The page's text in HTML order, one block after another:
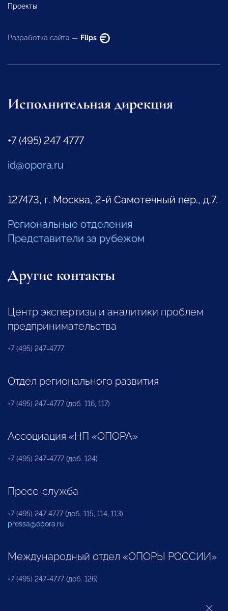
Проекты
Разработка сайта — Flips
Исполнительная дирекция
+7 (495) 247 4777
id@opora.ru
127473, г. Москва, 2-й Самотечный пер., д.7.
Региональные отделения
Представители за рубежом
Другие контакты
Центр экспертизы и аналитики проблем
предпринимательства
+7 (495) 247-4777
Отдел регионального развития
+7 (495) 247-4777 (доб. 116, 117)
Ассоциация «НП «ОПОРА»
+7 (495) 247-4777 (доб. 124)
Пресс-служба
+7 (495) 247 4777 (доб. 115, 114, 113)
pressa@opora.ru
Международный отдел «ОПОРЫ РОССИИ»
+7 (495) 247-4777 (доб. 126)